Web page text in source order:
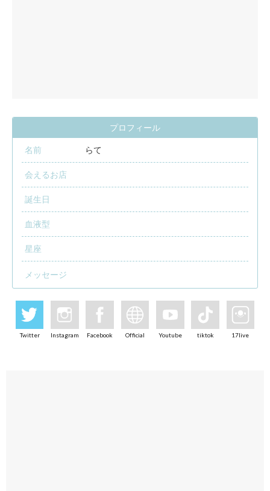
プロフィール
名前 らて
会えるお店
誕生日
血液型
星座
メッセージ
Twitter Instagram Facebook Official Youtube tiktok 17live